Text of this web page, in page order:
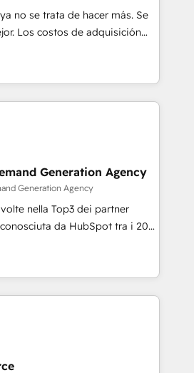
no se trata de hacer más. Se
y los equipos están
procesos y presión por
es como acelerar con los
con inteligencia. En
empresas a crecer de forma
Growth, Revenue Operations,
negocio para que cada
ingresos. Analizamos
ventas, servicio y
en resultados concretos.
80 empresas han confiado en
O podrías hablar con nosotros
datos, no con suerte.
Generation Agency
Generation Agency
nella Top3 dei partner
da HubSpot tra i 20
per la gestione del cliente.
oltre 100 aziende nella
dei processi di
di acquisizione dei contatti e
ufficiale per le integrazioni